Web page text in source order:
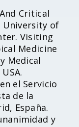
Critical
University of
Visiting
Medicine
Medical
el Servicio
de la
España.
y